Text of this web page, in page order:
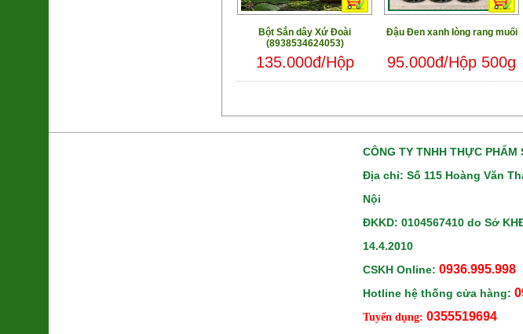
Bột Sắn dây Xứ Đoài
(8938534624053)
135.000đ/Hộp
Đậu Đen xanh lòng rang muối
95.000đ/Hộp 500g
CÔNG TY TNHH THỰC PHẨM
Địa chỉ: Số 115 Hoàng Văn
Nội
ĐKKD: 0104567410 do Sở
14.4.2010
CSKH Online: 0936.995.998
Hotline hệ thống cửa hàng:
Tuyển dụng: 0355519694